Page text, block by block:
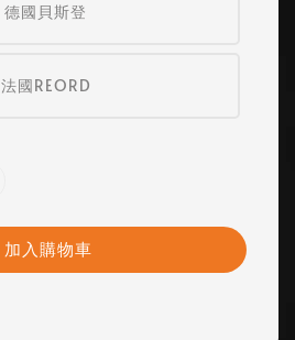
德國貝斯登
法國REORD
加入購物車